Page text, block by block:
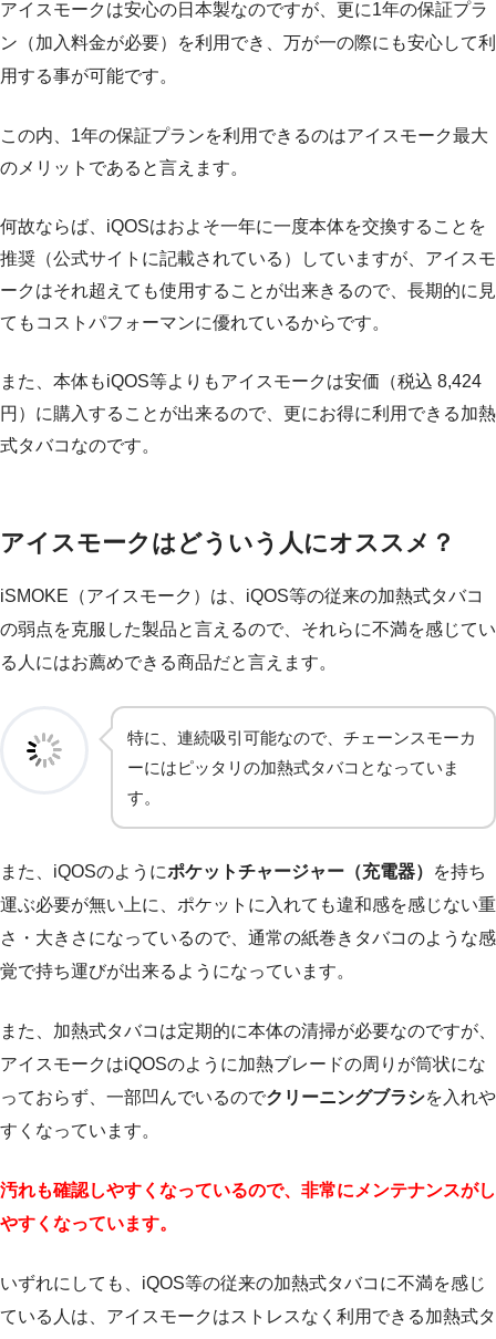
アイスモークは安心の日本製なのですが、更に1年の保証プラ
ン（加入料金が必要）を利用でき、万が一の際にも安心して利
用する事が可能です。
この内、1年の保証プランを利用できるのはアイスモーク最大
のメリットであると言えます。
何故ならば、iQOSはおよそ一年に一度本体を交換することを
推奨（公式サイトに記載されている）していますが、アイスモ
ークはそれ超えても使用することが出来きるので、長期的に見
てもコストパフォーマンに優れているからです。
また、本体もiQOS等よりもアイスモークは安価（税込 8,424
円）に購入することが出来るので、更にお得に利用できる加熱
式タバコなのです。
アイスモークはどういう人にオススメ？
iSMOKE（アイスモーク）は、iQOS等の従来の加熱式タバコ
の弱点を克服した製品と言えるので、それらに不満を感じてい
る人にはお薦めできる商品だと言えます。
特に、連続吸引可能なので、チェーンスモーカ
ーにはピッタリの加熱式タバコとなっていま
す。
また、iQOSのようにポケットチャージャー（充電器）
を持ち
運ぶ必要が無い上に、ポケットに入れても違和感を感じない重
さ・大きさになっているので、通常の紙巻きタバコのような感
覚で持ち運びが出来るようになっています。
また、加熱式タバコは定期的に本体の清掃が必要なのですが、
アイスモークはiQOSのように加熱ブレードの周りが筒状にな
っておらず、一部凹んでいるのでクリーニングブラシを入れや
すくなっています。
汚れも確認しやすくなっているので、非常にメンテナンスがし
やすくなっています。
いずれにしても、iQOS等の従来の加熱式タバコに不満を感じ
ている人は、アイスモークはストレスなく利用できる加熱式タ